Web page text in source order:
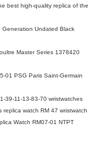
best high-quality replica of the
Generation Undated Black
Master Series 1378420
01 PSG Paris Saint-Germain
39-11-13-83-70 wristwatches
watch RM 47 wristwatch
Watch RM07-01 NTPT